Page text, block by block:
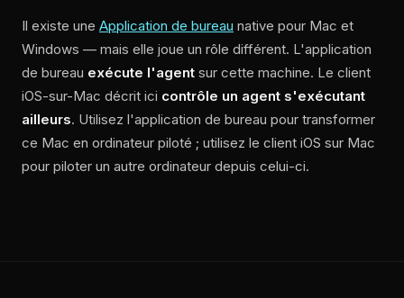
Il existe une Application de bureau native pour Mac et
Windows — mais elle joue un rôle différent. L'application
de bureau exécute l'agent sur cette machine. Le client
iOS-sur-Mac décrit ici contrôle un agent s'exécutant
ailleurs. Utilisez l'application de bureau pour transformer
ce Mac en ordinateur piloté ; utilisez le client iOS sur Mac
pour piloter un autre ordinateur depuis celui-ci.